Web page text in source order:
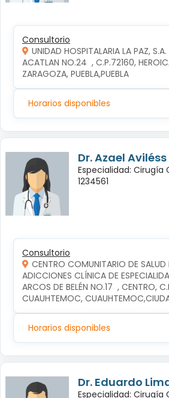
Consultorio
UNIDAD HOSPITALARIA LA PAZ,
ACATLAN NO.24  , C.P.72160,
ZARAGOZA, PUEBLA,PUEBLA
Horarios disponibles
Dr. Azael
Especialidad: Cirugía
1234561
Consultorio
CENTRO COMUNITARIO DE SALUD
ADICCIONES CLÍNICA DE
ARCOS DE BELÉN NO.17  , CENTRO,
CUAUHTEMOC,
Horarios disponibles
Dr. Eduardo
Especialidad: Cirugía